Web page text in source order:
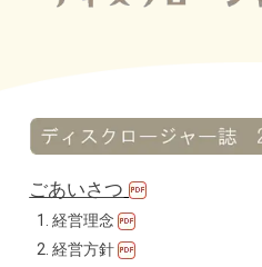
ごあいさつ
経営理念
経営方針